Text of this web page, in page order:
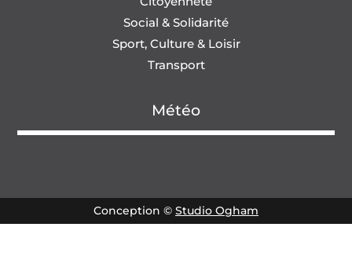
Social & Solidarité
Sport, Culture & Loisir
Transport
Météo
Conception © Studio Ogham